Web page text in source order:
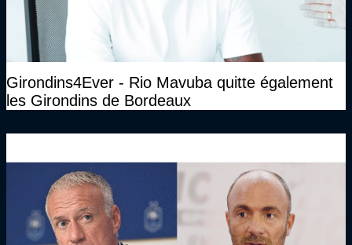
Girondins4Ever - Rio Mavuba quitte également
les Girondins de Bordeaux